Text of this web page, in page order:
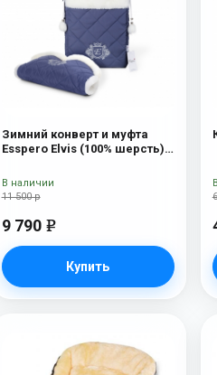
Зимний конверт и муфта
Esspero Elvis (100% шерсть)
11 500 р
9 790 e
Купить
В наличии